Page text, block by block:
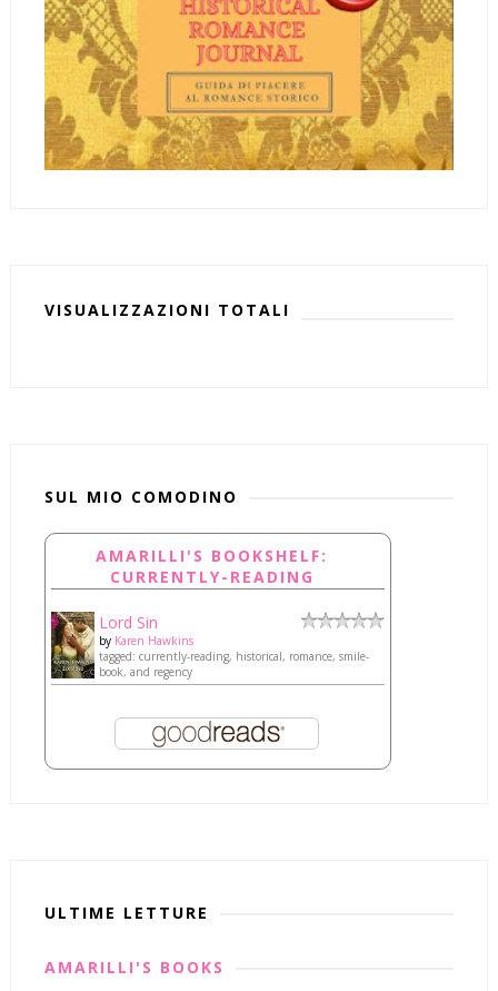
VISUALIZZAZIONI TOTALI
SUL MIO COMODINO
AMARILLI'S BOOKSHELF:
CURRENTLY-READING
Lord Sin
by Karen Hawkins
tagged: currently-reading, historical, romance, smile-
book, and regency
ULTIME LETTURE
AMARILLI'S BOOKS